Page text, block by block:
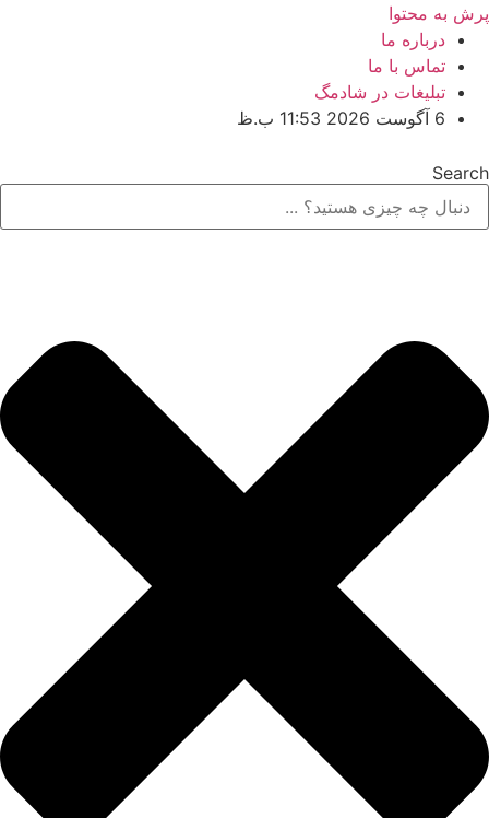
پرش به محتوا
درباره ما
تماس با ما
تبلیغات در شادمگ
6 آگوست 2026 11:53 ب.ظ
Search